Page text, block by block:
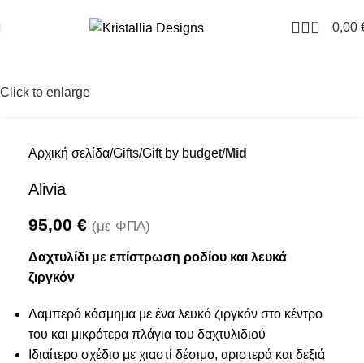
0 0,00
Click to enlarge
Αρχική σελίδα Gifts Gift by budget Mid
Alivia
95,00 € (με ΦΠΑ)
Δαχτυλίδι με επίστρωση ροδίου και λευκά
ζιργκόν
Λαμπερό κόσμημα με ένα λευκό ζιργκόν στο κέντρο
του και μικρότερα πλάγια του δαχτυλιδιού
Ιδιαίτερο σχέδιο με χιαστί δέσιμο, αριστερά και δεξιά